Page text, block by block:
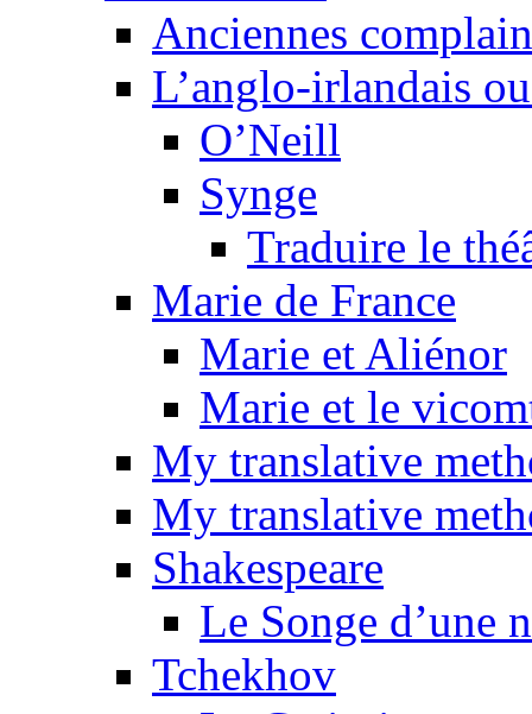
Anciennes
L’anglo-irlandais
O’Neill
Synge
Traduire le
Marie de France
Marie et Aliénor
Marie et le
My translative
My translative
Shakespeare
Le Songe d’une
Tchekhov